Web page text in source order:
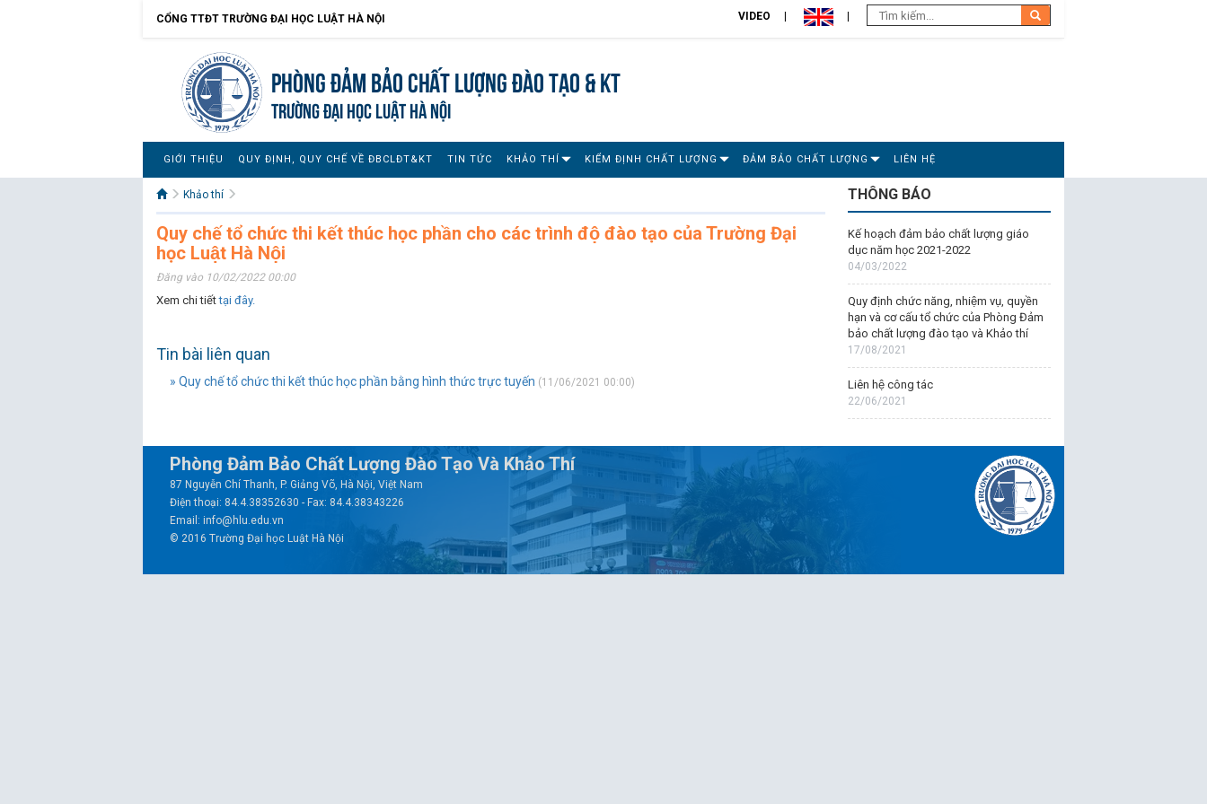
CỔNG TTĐT TRƯỜNG ĐẠI HỌC LUẬT HÀ NỘI VIDEO
Phòng Đảm bảo chất lượng đào tạo & KT
TRƯỜNG ĐẠI HỌC LUẬT HÀ NỘI
GIỚI THIỆU QUY ĐỊNH, QUY CHẾ VỀ ĐBCLĐT&KT TIN TỨC KHẢO THÍ KIỂM ĐỊNH CHẤT LƯỢNG ĐẢM BẢO CHẤT LƯỢNG LIÊN HỆ
Khảo thí
Quy chế tổ chức thi kết thúc học phần cho các trình độ đào tạo của Trường Đại
học Luật Hà Nội
Đăng vào 10/02/2022 00:00
Xem chi tiếttại đây.
Tin bài liên quan
» Quy chế tổ chức thi kết thúc học phần bằng hình thức trực tuyến (11/06/2021 00:00)
THÔNG BÁO
Kế hoạch đảm bảo chất lượng giáo
dục năm học 2021-2022
04/03/2022
Quy định chức năng, nhiệm vụ, quyền
hạn và cơ cấu tổ chức của Phòng Đảm
bảo chất lượng đào tạo và Khảo thí
17/08/2021
Liên hệ công tác
22/06/2021
Phòng Đảm Bảo Chất Lượng Đào Tạo Và Khảo Thí
87 Nguyễn Chí Thanh, P. Giảng Võ, Hà Nội, Việt Nam
Điện thoại: 84.4.38352630 - Fax: 84.4.38343226
Email: info@hlu.edu.vn
© 2016 Trường Đại học Luật Hà Nội